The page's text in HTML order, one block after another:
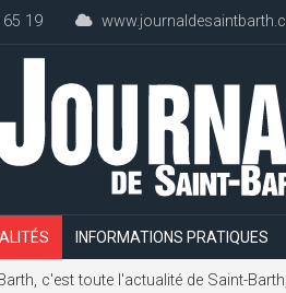
19
INFORMATIONS PRATIQUES
c'est toute l'actualité de Saint-